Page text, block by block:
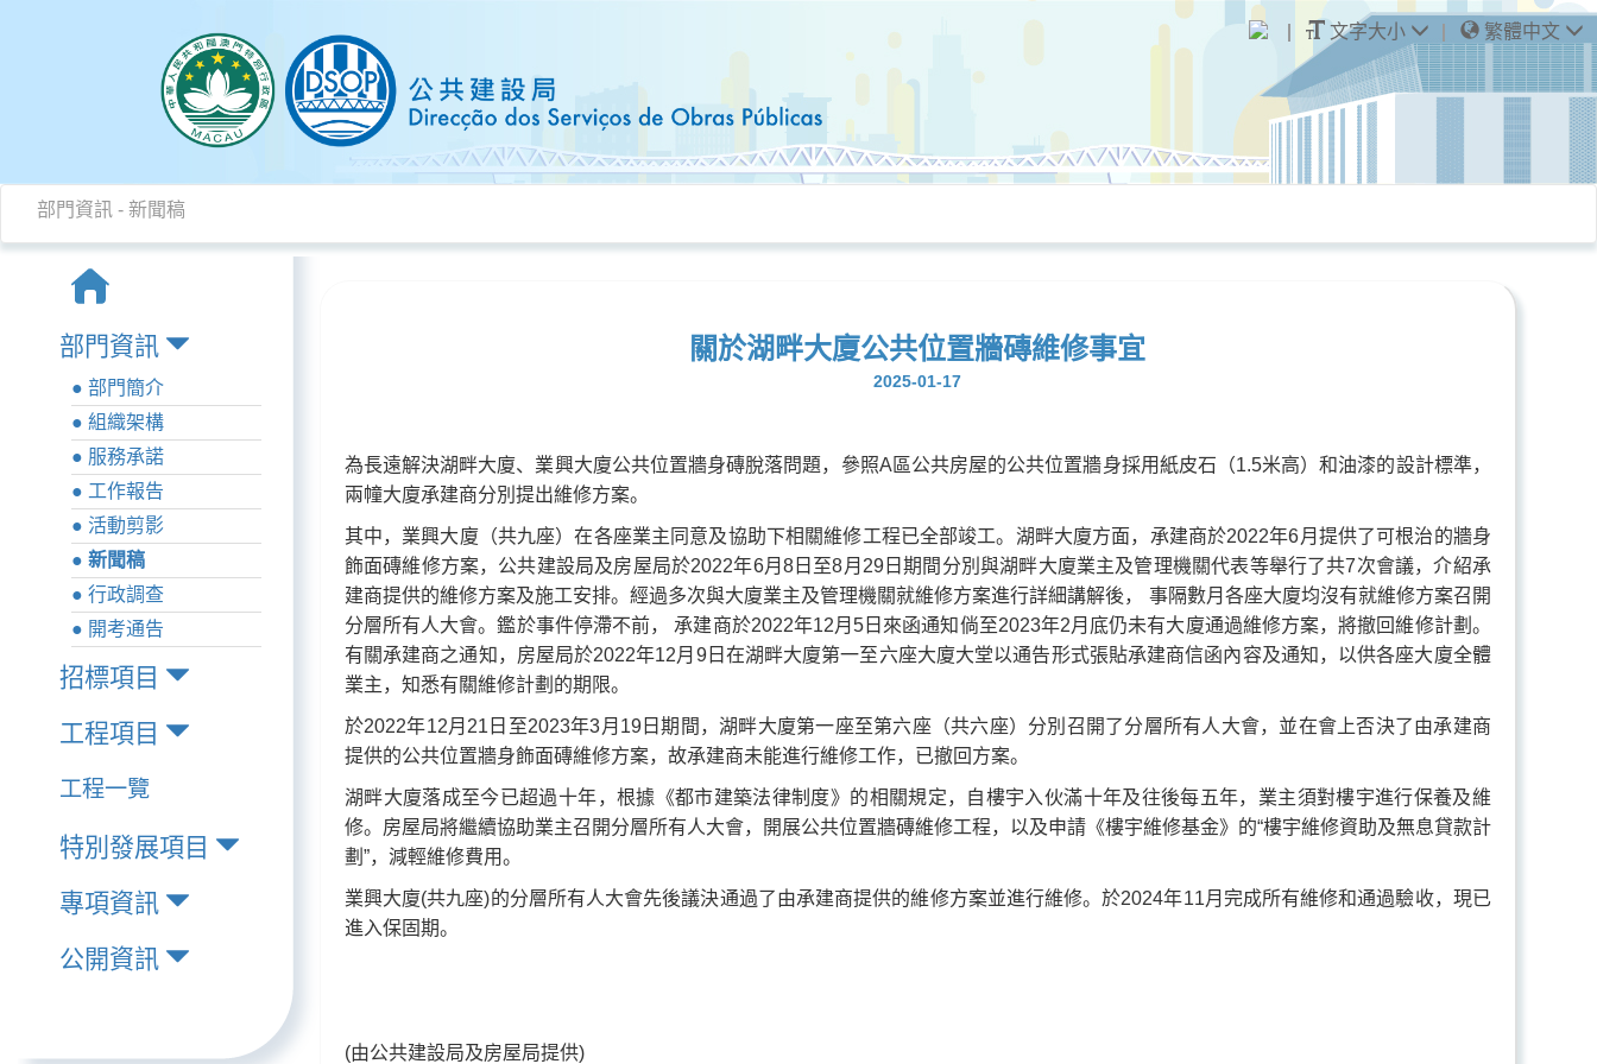
文字大小 繁體中文
部門資訊 - 新聞稿
部門資訊
● 部門簡介
● 組織架構
● 服務承諾
● 工作報告
● 活動剪影
● 新聞稿
● 行政調查
● 開考通告
招標項目
工程項目
工程一覽
特別發展項目
專項資訊
公開資訊
關於湖畔大廈公共位置牆磚維修事宜
2025-01-17
為長遠解決湖畔大廈、業興大廈公共位置牆身磚脫落問題，參照A區公共房屋的公共位置牆身採用紙皮石（1.5米高）和油漆的設計標準，
兩幢大廈承建商分別提出維修方案。
其中，業興大廈（共九座）在各座業主同意及協助下相關維修工程已全部竣工。湖畔大廈方面，承建商於2022年6月提供了可根治的牆身
飾面磚維修方案，公共建設局及房屋局於2022年6月8日至8月29日期間分別與湖畔大廈業主及管理機關代表等舉行了共7次會議，介紹承
建商提供的維修方案及施工安排。經過多次與大廈業主及管理機關就維修方案進行詳細講解後， 事隔數月各座大廈均沒有就維修方案召開
分層所有人大會。鑑於事件停滯不前， 承建商於2022年12月5日來函通知倘至2023年2月底仍未有大廈通過維修方案，將撤回維修計劃。
有關承建商之通知，房屋局於2022年12月9日在湖畔大廈第一至六座大廈大堂以通告形式張貼承建商信函內容及通知，以供各座大廈全體
業主，知悉有關維修計劃的期限。
於2022年12月21日至2023年3月19日期間，湖畔大廈第一座至第六座（共六座）分別召開了分層所有人大會，並在會上否決了由承建商
提供的公共位置牆身飾面磚維修方案，故承建商未能進行維修工作，已撤回方案。
湖畔大廈落成至今已超過十年，根據《都市建築法律制度》的相關規定，自樓宇入伙滿十年及往後每五年，業主須對樓宇進行保養及維
修。房屋局將繼續協助業主召開分層所有人大會，開展公共位置牆磚維修工程，以及申請《樓宇維修基金》的“樓宇維修資助及無息貸款計
劃”，減輕維修費用。
業興大廈(共九座)的分層所有人大會先後議決通過了由承建商提供的維修方案並進行維修。於2024年11月完成所有維修和通過驗收，現已
進入保固期。
(由公共建設局及房屋局提供)